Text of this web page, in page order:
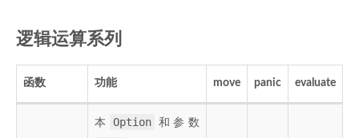
逻辑运算系列
函数 功能 move panic evaluate
本 Option 和参数